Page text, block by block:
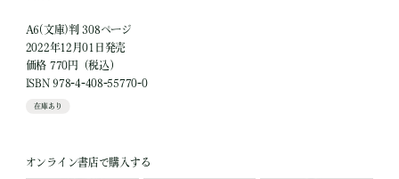
A6(文庫)判 308ページ
2022年12月01日発売
価格 770円（税込）
ISBN 978-4-408-55770-0
在庫あり
オンライン書店で購入する